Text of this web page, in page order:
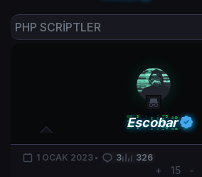
PHP SCRİPTLER
Escobar
1 OCAK 2023 3 326
+ 15 -